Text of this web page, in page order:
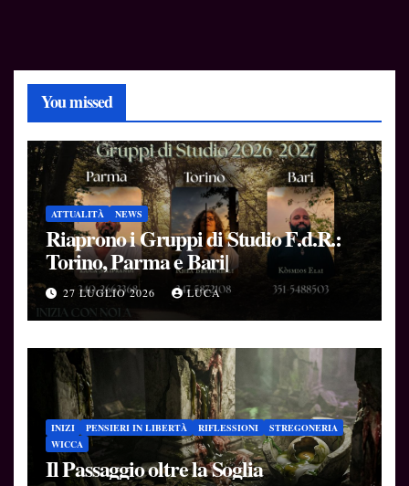
You missed
ATTUALITÀ NEWS
Riaprono i Gruppi di Studio F.d.R.:
Torino, Parma e Bari|
27 LUGLIO 2026 LUCA
INIZI PENSIERI IN LIBERTÀ RIFLESSIONI
STREGONERIA
WICCA
Il Passaggio oltre la Soglia